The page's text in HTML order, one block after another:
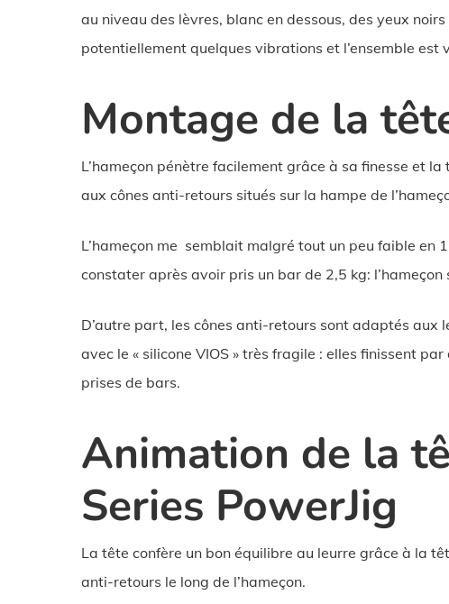
au niveau des lèvres, blanc en dessous, des yeux
potentiellement quelques vibrations et l’ensemble est
Montage de la
L’hameçon pénètre facilement grâce à sa finesse et
aux cônes anti-retours situés sur la hampe de
L’hameçon me semblait malgré tout un peu faible en
constater après avoir pris un bar de 2,5 kg:
D’autre part, les cônes anti-retours sont adaptés aux
avec le « silicone VIOS » très fragile : elles finissent
prises de bars.
Animation de la
Series PowerJig
La tête confère un bon équilibre au leurre grâce à la
anti-retours le long de l’hameçon.